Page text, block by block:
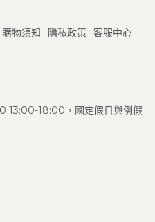
購物須知 隱私政策 客服中心
13:00-18:00，國定假日與例假